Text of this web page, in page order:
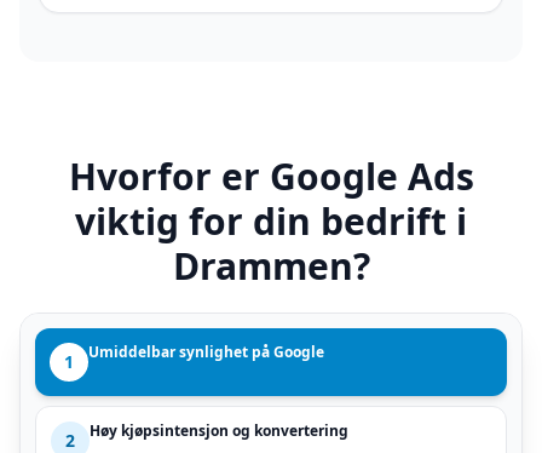
Hvorfor er Google Ads
viktig for din bedrift i
Drammen?
1 Umiddelbar synlighet på Google
2 Høy kjøpsintensjon og konvertering